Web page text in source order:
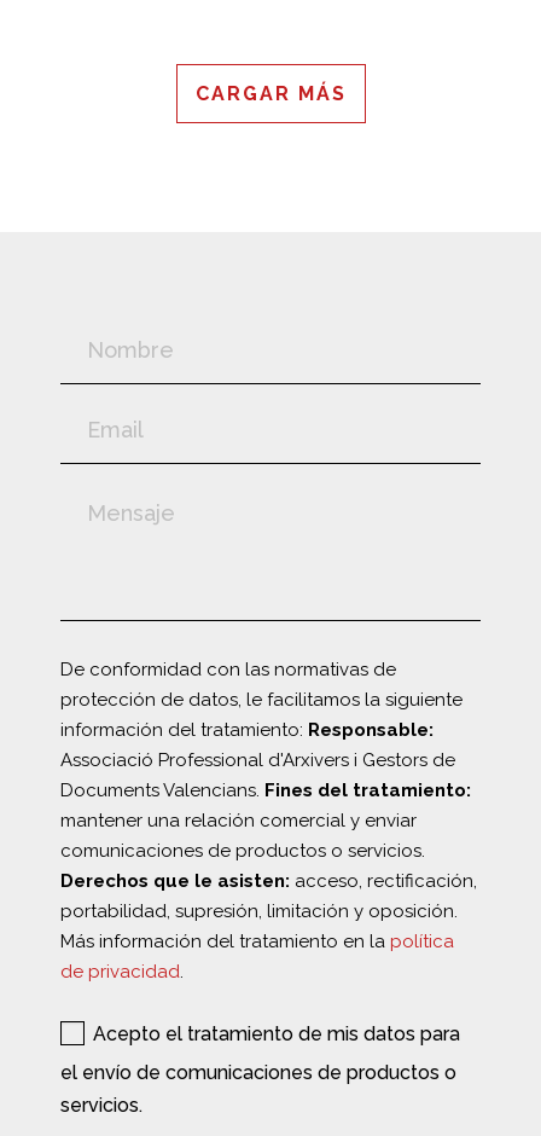
CARGAR MÁS
De conformidad con las normativas de
protección de datos, le facilitamos la siguiente
información del tratamiento: Responsable:
Associació Professional d'Arxivers i Gestors de
Documents Valencians. Fines del tratamiento:
mantener una relación comercial y enviar
comunicaciones de productos o servicios.
Derechos que le asisten: acceso, rectificación,
portabilidad, supresión, limitación y oposición.
Más información del tratamiento en la política
de privacidad
Acepto el tratamiento de mis datos para
el envío de comunicaciones de productos o
servicios.